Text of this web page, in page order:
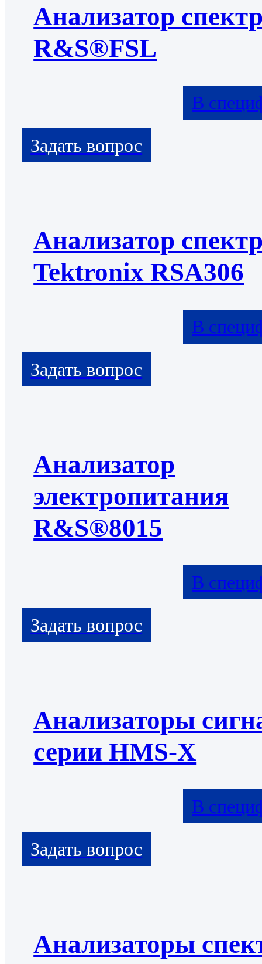
Анализатор
R&S®FSL
В
Анализатор
Tektronix RSA306
В
Анализатор
электропитания
R&S®8015
В
Анализаторы
серии HMS-X
В
Анализаторы